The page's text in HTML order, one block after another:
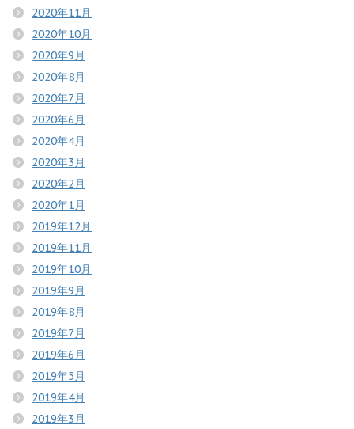
2020年11月
2020年10月
2020年9月
2020年8月
2020年7月
2020年6月
2020年4月
2020年3月
2020年2月
2020年1月
2019年12月
2019年11月
2019年10月
2019年9月
2019年8月
2019年7月
2019年6月
2019年5月
2019年4月
2019年3月